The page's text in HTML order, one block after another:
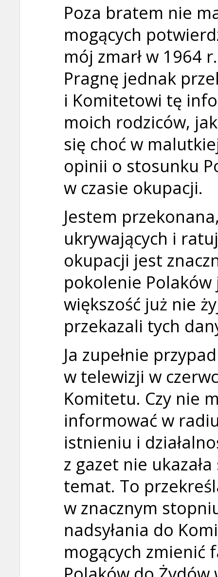
Poza bratem nie
mogących
mój zmarł w 1964
Pragnę jednak
i Komitetowi tę
moich rodziców,
się choć w
opinii o stosunku
w czasie okupacji.
Jestem
ukrywających i
okupacji jest
pokolenie
większość już nie
przekazali tych
Ja zupełnie
w telewizji w
Komitetu. Czy nie
informować w
istnieniu i
z gazet nie
temat. To
w znacznym
nadsyłania do
mogących zmienić